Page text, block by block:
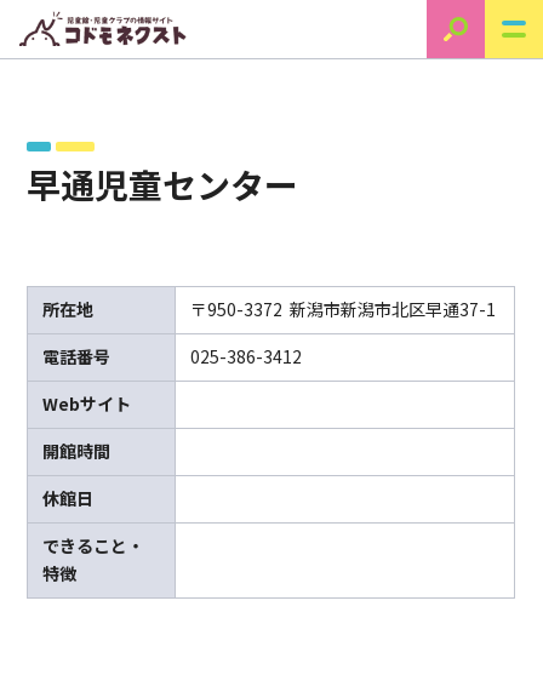
早通児童センター
所在地
〒950-3372 新潟市新潟市北区早通37-1
電話番号
025-386-3412
Webサイト
開館時間
休館日
できること・
特徴